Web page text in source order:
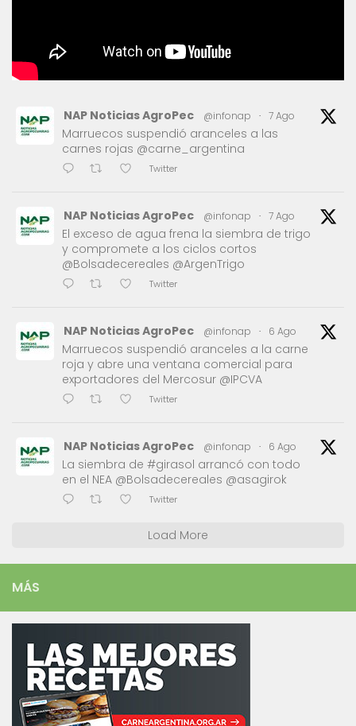
NAP Noticias AgroPec @infonap · 7 Ago
Marruecos suspendió aranceles a las
carnes rojas @carne_argentina
Twitter
NAP Noticias AgroPec @infonap · 7 Ago
El exceso de agua frena la siembra de trigo
y compromete a los ciclos cortos
@Bolsadecereales @ArgenTrigo
Twitter
NAP Noticias AgroPec @infonap · 6 Ago
Marruecos suspendió aranceles a la carne
roja y abre una ventana comercial para
exportadores del Mercosur @IPCVA
Twitter
NAP Noticias AgroPec @infonap · 6 Ago
La siembra de #girasol arrancó con todo
en el NEA @Bolsadecereales @asagirok
Twitter
Load More
MÁS